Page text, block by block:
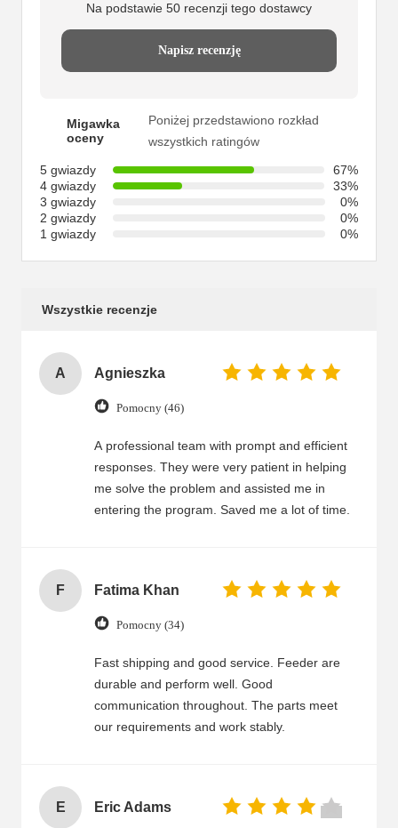
Na podstawie 50 recenzji tego dostawcy
Napisz recenzję
Migawka
oceny
Poniżej przedstawiono rozkład
wszystkich ratingów
5 gwiazdy
67%
4 gwiazdy
33%
3 gwiazdy
0%
2 gwiazdy
0%
1 gwiazdy
0%
Wszystkie recenzje
A Agnieszka
Pomocny (46)
A professional team with prompt and efficient
responses. They were very patient in helping
me solve the problem and assisted me in
entering the program. Saved me a lot of time.
F Fatima Khan
Pomocny (34)
Fast shipping and good service. Feeder are
durable and perform well. Good
communication throughout. The parts meet
our requirements and work stably.
E Eric Adams